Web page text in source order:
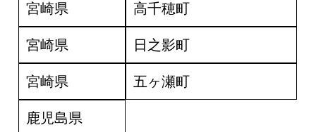
宮崎県 高千穂町
宮崎県 日之影町
宮崎県 五ヶ瀬町
鹿児島県